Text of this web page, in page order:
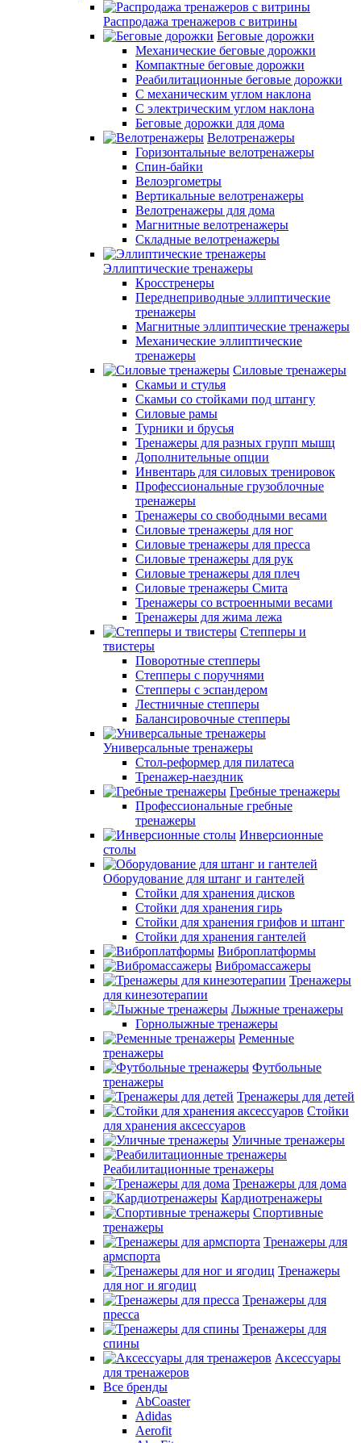
Распродажа тренажеров с витрины
Беговые дорожки
Механические беговые дорожки
Компактные беговые дорожки
Реабилитационные беговые дорожки
С механическим углом наклона
С электрическим углом наклона
Беговые дорожки для дома
Велотренажеры
Горизонтальные велотренажеры
Спин-байки
Велоэргометры
Вертикальные велотренажеры
Велотренажеры для дома
Магнитные велотренажеры
Складные велотренажеры
Эллиптические тренажеры
Кросстренеры
Переднеприводные эллиптические
тренажеры
Магнитные эллиптические тренажеры
Механические эллиптические
тренажеры
Силовые тренажеры
Скамьи и стулья
Скамьи со стойками под штангу
Силовые рамы
Турники и брусья
Тренажеры для разных групп мышц
Дополнительные опции
Инвентарь для силовых тренировок
Профессиональные грузоблочные
тренажеры
Тренажеры со свободными весами
Силовые тренажеры для ног
Силовые тренажеры для пресса
Силовые тренажеры для рук
Силовые тренажеры для плеч
Силовые тренажеры Смита
Тренажеры со встроенными весами
Тренажеры для жима лежа
Степперы и
твистеры
Поворотные степперы
Степперы с поручнями
Степперы с эспандером
Лестничные степперы
Балансировочные степперы
Универсальные тренажеры
Стол-реформер для пилатеса
Тренажер-наездник
Гребные тренажеры
Профессиональные гребные
тренажеры
Инверсионные
столы
Оборудование для штанг и гантелей
Стойки для хранения дисков
Стойки для хранения гирь
Стойки для хранения грифов и штанг
Стойки для хранения гантелей
Виброплатформы
Вибромассажеры
Тренажеры
для кинезотерапии
Лыжные тренажеры
Горнолыжные тренажеры
Ременные
тренажеры
Футбольные
тренажеры
Тренажеры для детей
Стойки
для хранения аксессуаров
Уличные тренажеры
Реабилитационные тренажеры
Тренажеры для дома
Кардиотренажеры
Спортивные
тренажеры
Тренажеры для
армспорта
Тренажеры
для ног и ягодиц
Тренажеры для
пресса
Тренажеры для
спины
Аксессуары
для тренажеров
Все бренды
AbCoaster
Adidas
Aerofit